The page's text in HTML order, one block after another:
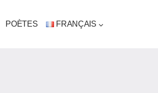
POÈTES FRANÇAIS